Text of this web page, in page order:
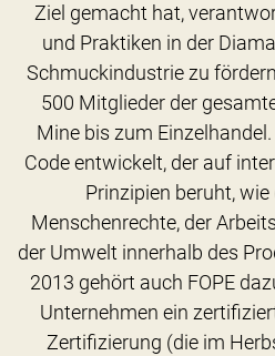
Ziel gemacht hat,
und Praktiken in der
Schmuckindustrie zu
500 Mitglieder der
Mine bis zum
Code entwickelt, der auf
Prinzipien beruht,
Menschenrechte, der
der Umwelt innerhalb des
2013 gehört auch FOPE
Unternehmen ein
Zertifizierung (die im